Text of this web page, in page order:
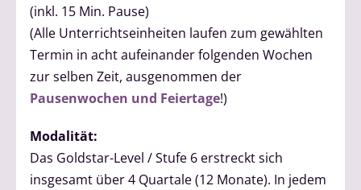
(inkl. 15 Min. Pause)
(Alle Unterrichtseinheiten laufen zum gewählten
Termin in acht aufeinander folgenden Wochen
zur selben Zeit, ausgenommen der
Pausenwochen und Feiertage!)
Modalität:
Das Goldstar-Level / Stufe 6 erstreckt sich
insgesamt über 4 Quartale (12 Monate). In jedem